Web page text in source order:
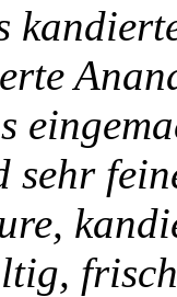
sehr